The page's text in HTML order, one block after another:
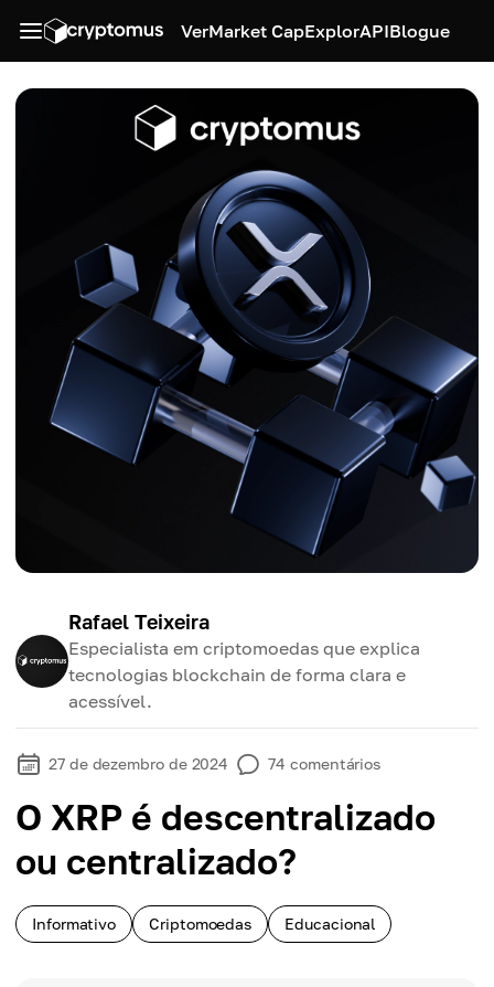
VerMarket CapExplorAPIBlogue
Rafael Teixeira
Especialista em criptomoedas que explica
tecnologias blockchain de forma clara e
acessível.
27 de dezembro de 2024 74 comentários
O XRP é descentralizado
ou centralizado?
Informativo Criptomoedas Educacional